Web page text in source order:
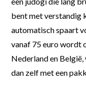
bent met verstandig
automatisch spaart
vanaf 75 euro wordt
Nederland en
dan zelf met een